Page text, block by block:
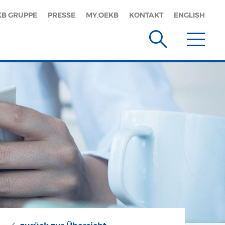
GRUPPE PRESSE MY.OEKB KONTAKT ENGLISH